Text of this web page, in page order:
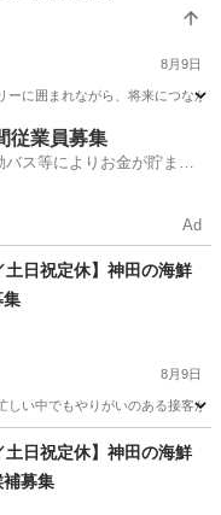
8月9日
ーに囲まれながら、将来につな
従業員募集
ス等によりお金が貯まり
Ad
日祝定休】神田の海鮮
集
8月9日
しい中でもやりがいのある接客
日祝定休】神田の海鮮
補募集